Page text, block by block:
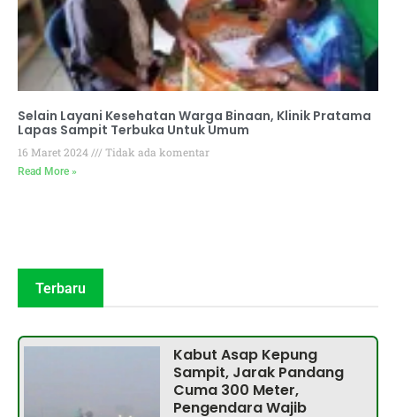
Selain Layani Kesehatan Warga Binaan, Klinik Pratama
Lapas Sampit Terbuka Untuk Umum
16 Maret 2024 Tidak ada komentar
Read More »
Terbaru
Kabut Asap Kepung
Sampit, Jarak Pandang
Cuma 300 Meter,
Pengendara Wajib